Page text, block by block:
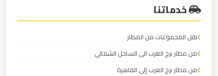
خدماتنا
نقل المجموعات من المطار
من مطار برج العرب الى الساحل الشمالي
من مطار برج العرب إلى القاهرة
ليموزين
القاهرة
الساخن